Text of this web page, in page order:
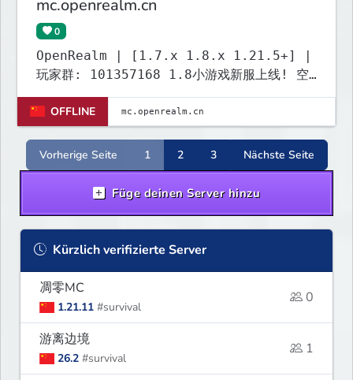
mc.openrealm.cn
0
OpenRealm | [1.7.x 1.8.x 1.21.5+] |
玩家群: 101357168 1.8小游戏新服上线! 空
岛战争 经验起床 等超多玩法等你来体验!
OFFLINE
Vorherige Seite 1 2 3 Nächste Seite
Füge deinen Server hinzu
Kürzlich verifizierte Server
凋零MC
1.21.11 #survival
0
游离边境
26.2 #survival
1